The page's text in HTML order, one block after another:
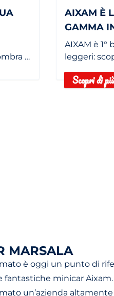
e
AIXAM È
GAMMA
AIXAM è
leggeri:
Scopri di più
MARSALA
è oggi un punto di
fantastiche minicar
un’azienda